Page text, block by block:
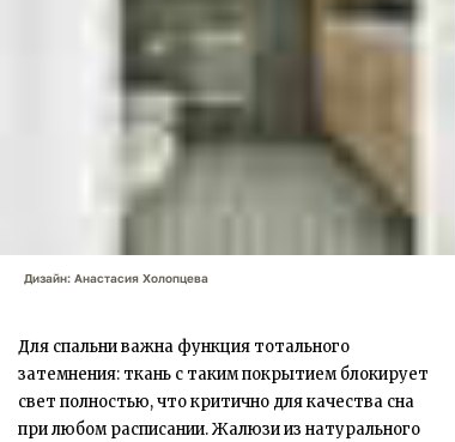
Дизайн: Анастасия Холопцева
Для спальни важна функция тотального
затемнения: ткань с таким покрытием блокирует
свет полностью, что критично для качества сна
при любом расписании. Жалюзи из натурального